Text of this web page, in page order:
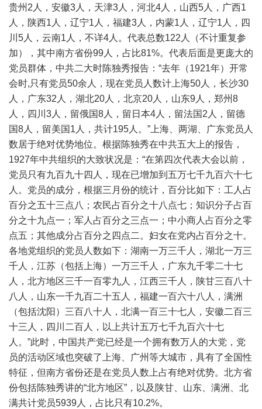
贵州2人，安徽3人，天津3人，河北4人，山西5人，广西1
人，陕西1人，辽宁1人，福建3人，内蒙1人，辽宁1人，四
川5人，云南1人，不详4人。代表总数122人（不计重复参
加），其中南方省份99人，占比81%。代表后面是更庞大的
党员群体，中共二大时陈独秀报告：“去年（1921年）开常
会时,只有党员50余人，现在党员人数计上海50人，长沙30
人，广东32人，湖北20人，北京20人，山东9人，郑州8
人，四川3人，留俄国8人，留日本4人，留法国2人，留德
国8人，留美国1人，共计195人。”上海、两湖、广东党员人
数居于绝对优势地位。根据陈独秀在中共五大上的报告，
1927年中共组织的大致状况是：“在第四次代表大会以前，
党员只有九百九十四人，现在已增加到五万七千九百六十七
人。党员的成分，根据三月份的统计，百分比如下：工人占
百分之五十三点八；农民占百分之十八点七；知识分子占百
分之十九点一；军人占百分之三点一；中小商人占百分之零
点五；其他成分占百分之四点二。妇女在党内占百分之十。
各地党组织的党员人数如下：湖南一万三千人，湖北一万三
千人，江苏（包括上海）一万三千人，广东九千零二十七
人，北方地区三千一百零九人，江西三千人，陕甘三百八十
八人，山东一千九百二十五人，福建一百六十八人，满洲
（包括沈阳）三百八十人，北满一百三十七人，安徽二百三
十三人，四川二百人，以上共计五万七千九百六十七
人。”此时，中国共产党已经是一个拥有数万人的大党，党
员的活动区域也突破了上海、广州等大城市，具有了全国性
特征，但南方省份还是在党员人数上占有绝对优势。北方省
份包括陈独秀讲的“北方地区”，以及陕甘、山东、满洲、北
满共计党员5939人，占比只有10.2%。